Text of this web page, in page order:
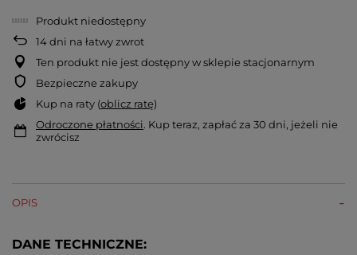
Produkt niedostępny
14dni na łatwy zwrot
Ten produkt nie jest dostępny w sklepie stacjonarnym
Bezpieczne zakupy
Kup na raty (oblicz ratę)
Odroczone płatności. Kup teraz, zapłać za 30 dni, jeżeli nie
zwrócisz
OPIS
DANE TECHNICZNE: